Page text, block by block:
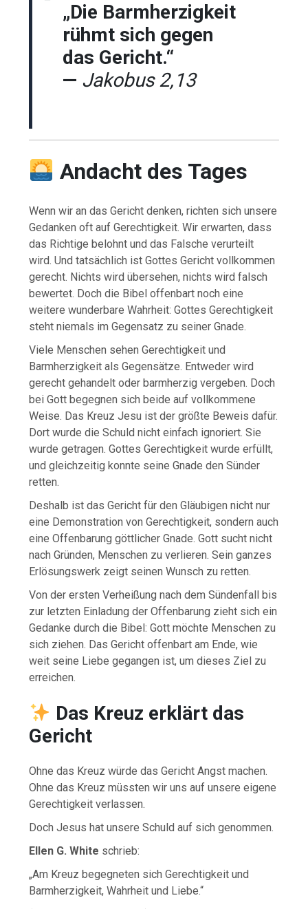
„Die Barmherzigkeit
rühmt sich gegen
das Gericht.“
— Jakobus 2,13
Andacht des Tages
Wenn wir an das Gericht denken, richten sich unsere
Gedanken oft auf Gerechtigkeit. Wir erwarten, dass
das Richtige belohnt und das Falsche verurteilt
wird. Und tatsächlich ist Gottes Gericht vollkommen
gerecht. Nichts wird übersehen, nichts wird falsch
bewertet. Doch die Bibel offenbart noch eine
weitere wunderbare Wahrheit: Gottes Gerechtigkeit
steht niemals im Gegensatz zu seiner Gnade.
Viele Menschen sehen Gerechtigkeit und
Barmherzigkeit als Gegensätze. Entweder wird
gerecht gehandelt oder barmherzig vergeben. Doch
bei Gott begegnen sich beide auf vollkommene
Weise. Das Kreuz Jesu ist der größte Beweis dafür.
Dort wurde die Schuld nicht einfach ignoriert. Sie
wurde getragen. Gottes Gerechtigkeit wurde erfüllt,
und gleichzeitig konnte seine Gnade den Sünder
retten.
Deshalb ist das Gericht für den Gläubigen nicht nur
eine Demonstration von Gerechtigkeit, sondern auch
eine Offenbarung göttlicher Gnade. Gott sucht nicht
nach Gründen, Menschen zu verlieren. Sein ganzes
Erlösungswerk zeigt seinen Wunsch zu retten.
Von der ersten Verheißung nach dem Sündenfall bis
zur letzten Einladung der Offenbarung zieht sich ein
Gedanke durch die Bibel: Gott möchte Menschen zu
sich ziehen. Das Gericht offenbart am Ende, wie
weit seine Liebe gegangen ist, um dieses Ziel zu
erreichen.
Das Kreuz erklärt das
Gericht
Ohne das Kreuz würde das Gericht Angst machen.
Ohne das Kreuz müssten wir uns auf unsere eigene
Gerechtigkeit verlassen.
Doch Jesus hat unsere Schuld auf sich genommen.
Ellen G. White schrieb:
„Am Kreuz begegneten sich Gerechtigkeit und
Barmherzigkeit, Wahrheit und Liebe.“